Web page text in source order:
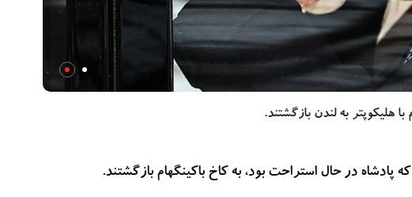
هلیکوپتر به لندن بازگشتند.
پادشاه در حال استراحت بود، به کاخ باکینگهام بازگشتند.